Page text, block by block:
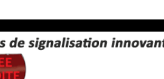
de 4, jusque 2.400